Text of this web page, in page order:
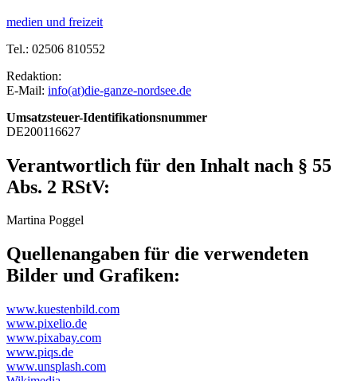
medien und freizeit
Tel.: 02506 810552
Redaktion:
E-Mail: info(at)die-ganze-nordsee.de
Umsatzsteuer-Identifikationsnummer
DE200116627
Verantwortlich für den Inhalt nach § 55
Abs. 2 RStV:
Martina Poggel
Quellenangaben für die verwendeten
Bilder und Grafiken:
www.kuestenbild.com
www.pixelio.de
www.pixabay.com
www.piqs.de
www.unsplash.com